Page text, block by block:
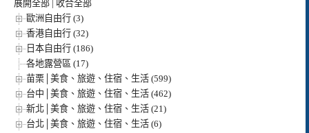
展開全部
收合全部
歐洲自由行 (3)
香港自由行 (32)
日本自由行 (186)
各地露營區 (17)
苗栗│美食、旅遊、住宿、生活 (599)
台中│美食、旅遊、住宿、生活 (462)
新北│美食、旅遊、住宿、生活 (21)
台北│美食、旅遊、住宿、生活 (6)